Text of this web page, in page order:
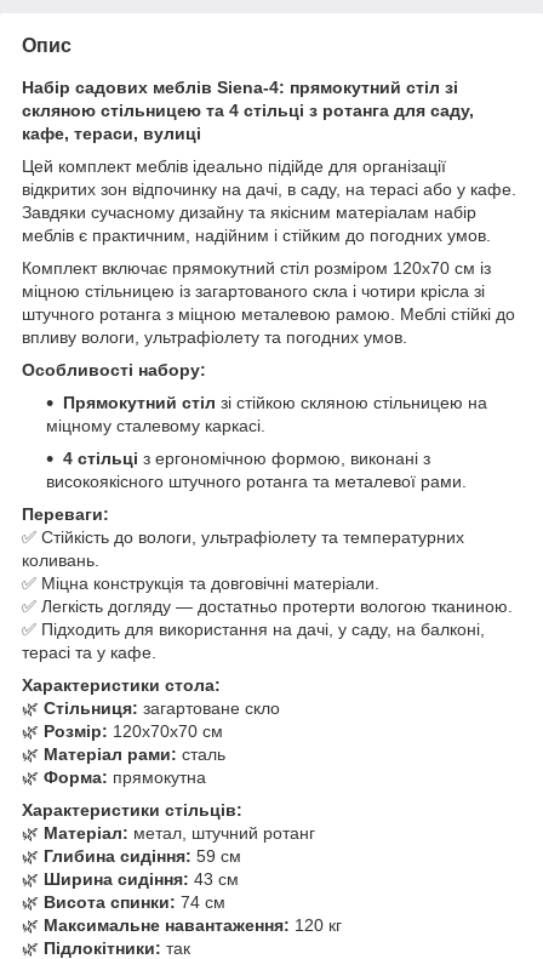
Опис
Набір садових меблів Siena-4: прямокутний стіл зі
скляною стільницею та 4 стільці з ротанга для саду,
кафе, тераси, вулиці
Цей комплект меблів ідеально підійде для організації
відкритих зон відпочинку на дачі, в саду, на терасі або у кафе.
Завдяки сучасному дизайну та якісним матеріалам набір
меблів є практичним, надійним і стійким до погодних умов.
Комплект включає прямокутний стіл розміром 120x70 см із
міцною стільницею із загартованого скла і чотири крісла зі
штучного ротанга з міцною металевою рамою. Меблі стійкі до
впливу вологи, ультрафіолету та погодних умов.
Особливості набору:
Прямокутний стіл зі стійкою скляною стільницею на
міцному сталевому каркасі.
4 стільці з ергономічною формою, виконані з
високоякісного штучного ротанга та металевої рами.
Переваги:
✅ Стійкість до вологи, ультрафіолету та температурних
коливань.
✅ Міцна конструкція та довговічні матеріали.
✅ Легкість догляду — достатньо протерти вологою тканиною.
✅ Підходить для використання на дачі, у саду, на балконі,
терасі та у кафе.
Характеристики стола:
🌿 Стільниця: загартоване скло
🌿 Розмір: 120x70x70 см
🌿 Матеріал рами: сталь
🌿 Форма: прямокутна
Характеристики стільців:
🌿 Матеріал: метал, штучний ротанг
🌿 Глибина сидіння: 59 см
🌿 Ширина сидіння: 43 см
🌿 Висота спинки: 74 см
🌿 Максимальне навантаження: 120 кг
🌿 Підлокітники: так